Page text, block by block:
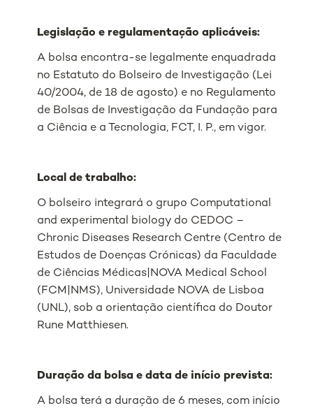
Legislação e regulamentação aplicáveis:
A bolsa encontra-se legalmente enquadrada
no Estatuto do Bolseiro de Investigação (Lei
40/2004, de 18 de agosto) e no Regulamento
de Bolsas de Investigação da Fundação para
a Ciência e a Tecnologia, FCT, I. P., em vigor.
Local de trabalho:
O bolseiro integrará o grupo Computational
and experimental biology do CEDOC –
Chronic Diseases Research Centre (Centro de
Estudos de Doenças Crónicas) da Faculdade
de Ciências Médicas|NOVA Medical School
(FCM|NMS), Universidade NOVA de Lisboa
(UNL), sob a orientação científica do Doutor
Rune Matthiesen.
Duração da bolsa e data de início prevista:
A bolsa terá a duração de 6 meses, com início